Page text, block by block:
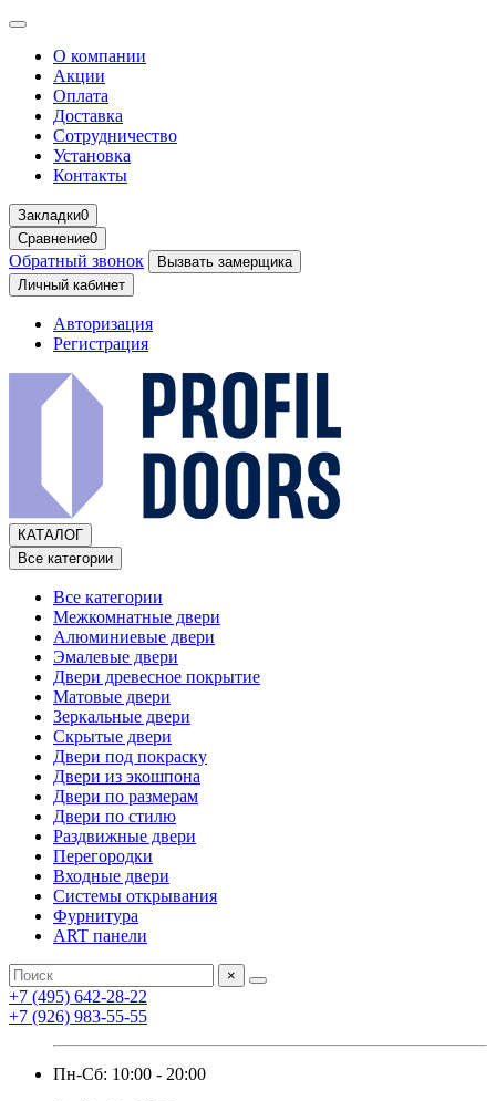
О компании
Акции
Оплата
Доставка
Сотрудничество
Установка
Контакты
Закладки0
Сравнение0
Обратный звонок
Вызвать замерщика
Личный кабинет
Авторизация
Регистрация
КАТАЛОГ
Все категории
Все категории
Межкомнатные двери
Алюминиевые двери
Эмалевые двери
Двери древесное покрытие
Матовые двери
Зеркальные двери
Скрытые двери
Двери под покраску
Двери из экошпона
Двери по размерам
Двери по стилю
Раздвижные двери
Перегородки
Входные двери
Системы открывания
Фурнитура
ART панели
×
+7 (495) 642-28-22
+7 (926) 983-55-55
Пн-Сб: 10:00 - 20:00